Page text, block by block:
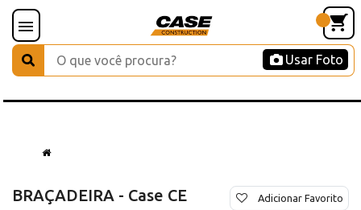
Usar Foto
BRAÇADEIRA - Case CE Adicionar Favorito